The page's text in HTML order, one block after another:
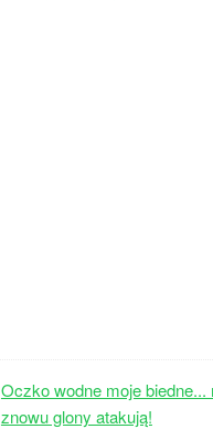
Oczko wodne moje biedne...
znowu glony atakują!